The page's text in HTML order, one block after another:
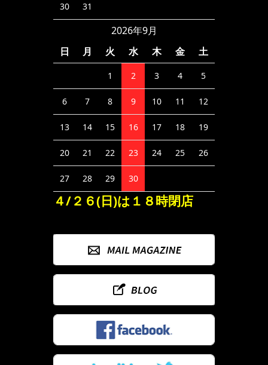
30 31
2026年9月
日
月 火 水 木 金 土
1 2 3 4 5
6 7 8 9 10 11 12
13 14 15 16 17 18 19
20 21 22 23 24 25 26
27 28 29 30
４/２６(日)は１８時閉店